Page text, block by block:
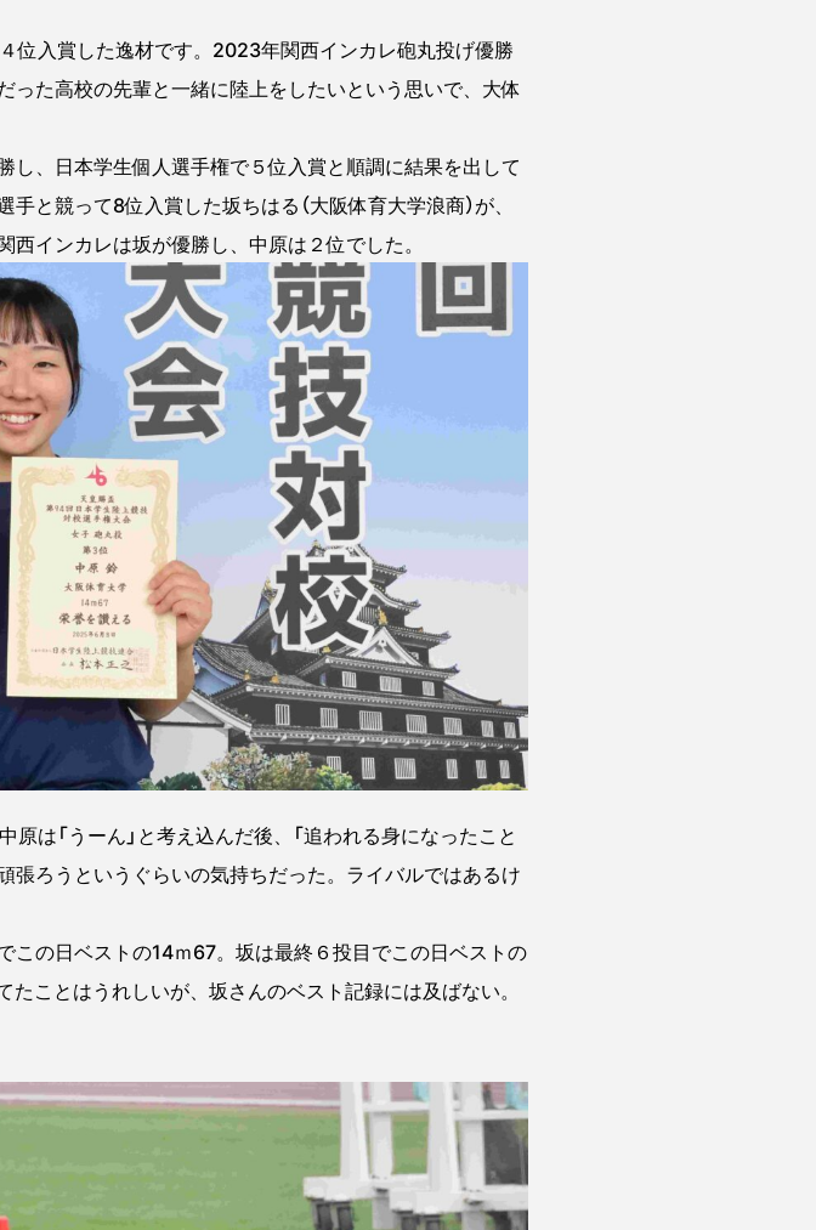
入賞した逸材です。2023年関西インカレ砲丸投げ優勝
た高校の先輩と一緒に陸上をしたいという思いで、大体
、日本学生個人選手権で５位入賞と順調に結果を出して
と競って8位入賞した坂ちはる（大阪体育大学浪商）が、
インカレは坂が優勝し、中原は２位でした。
は「うーん」と考え込んだ後、「追われる身になったこと
ろうというぐらいの気持ちだった。ライバルではあるけ
の日ベストの14ｍ67。坂は最終６投目でこの日ベストの
ことはうれしいが、坂さんのベスト記録には及ばない。